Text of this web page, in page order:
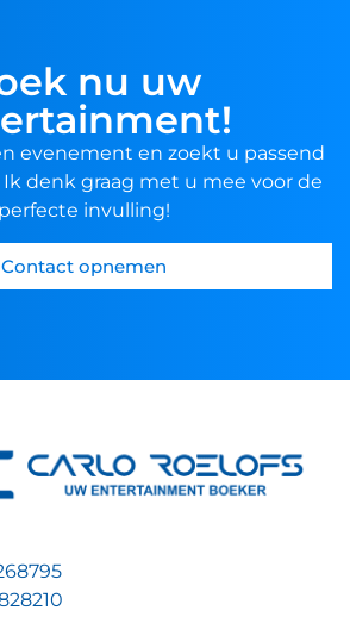
nu uw
evenement en zoekt u passend
denk graag met u mee voor de
perfecte invulling!
Contact opnemen